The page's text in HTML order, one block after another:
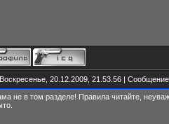
20.12.2009, 21.53.56 |
не в том разделе! Правила читайте,